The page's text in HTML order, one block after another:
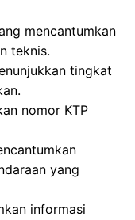
mencantumkan
teknis.
tingkat
nomor KTP
yang
informasi